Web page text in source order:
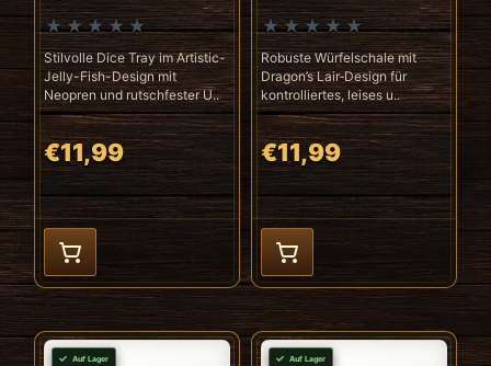
Stilvolle Dice Tray im Artistic-
Jelly-Fish-Design mit
Neopren und rutschfester U..
€11,99
Robuste Würfelschale mit
Dragon’s Lair‑Design für
kontrolliertes, leises u..
€11,99
Auf Lager Auf Lager